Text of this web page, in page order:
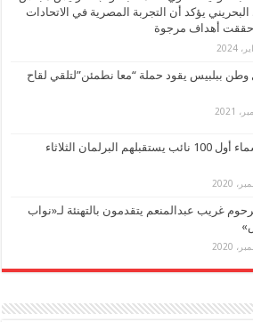
يؤكد أن التجربة المصرية في الاتحادات
حققت أهداف مرجوة
ببلبيس يقود حملة “معا نطمئن”لتلقي لقاح
ننشر أسماء أول 100 نائب يستقبلهم البرلمان الثلاثاء
غريب عبدالمنعم يتقدمون بالتهنئة لـ«نواب